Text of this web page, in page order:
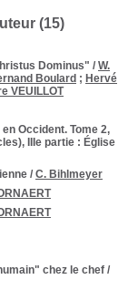
(15)
Dominus" / W.
Boulard ; Hervé
VEUILLOT
Occident. Tome 2,
IIIe partie : Église
/ C. Bihlmeyer
chez le chef /